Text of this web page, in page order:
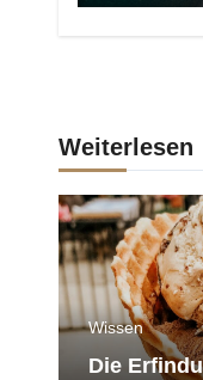
Weiterlesen
Wissen
Die